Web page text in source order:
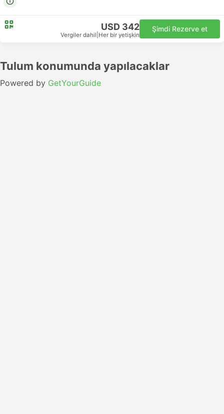
USD 342
Vergiler dahil Her bir yetişkin
Şimdi Rezerve et
Tulum konumunda yapılacaklar
Powered by GetYourGuide